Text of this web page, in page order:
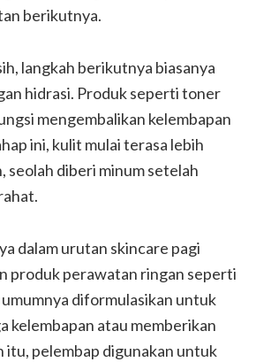
berikutnya.
langkah berikutnya biasanya
hidrasi. Produk seperti toner
mengembalikan kelembapan
ini, kulit mulai terasa lebih
seolah diberi minum setelah
dalam urutan skincare pagi
produk perawatan ringan seperti
umumnya diformulasikan untuk
kelembapan atau memberikan
itu, pelembap digunakan untuk